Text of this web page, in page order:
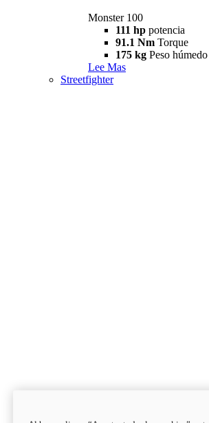
Monster 100
111 hp potencia
91.1 Nm Torque
175 kg Peso
Lee Mas
Streetfighter